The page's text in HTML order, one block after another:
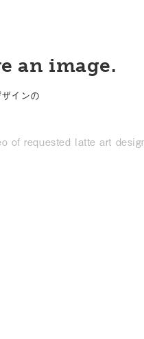
an image.
インの
of requested latte art